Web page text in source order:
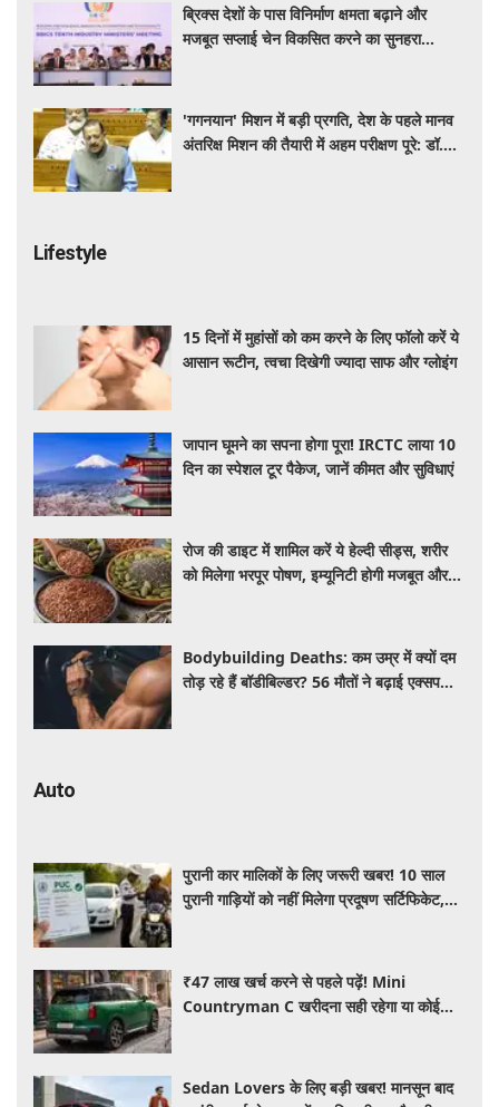
ब्रिक्स देशों के पास विनिर्माण क्षमता बढ़ाने और
मजबूत सप्लाई चेन विकसित करने का सुनहरा
'गगनयान' मिशन में बड़ी प्रगति, देश के पहले मानव
अंतरिक्ष मिशन की तैयारी में अहम परीक्षण पूरे: डॉ.
Lifestyle
15 दिनों में मुहांसों को कम करने के लिए फॉलो करें ये
आसान रूटीन, त्वचा दिखेगी ज्यादा साफ और ग्लोइंग
जापान घूमने का सपना होगा पूरा! IRCTC लाया 10
दिन का स्पेशल टूर पैकेज, जानें कीमत और सुविधाएं
रोज की डाइट में शामिल करें ये हेल्दी सीड्स, शरीर
को मिलेगा भरपूर पोषण, इम्यूनिटी होगी मजबूत और
Bodybuilding Deaths: कम उम्र में क्यों दम
तोड़ रहे हैं बॉडीबिल्डर? 56 मौतों ने बढ़ाई एक्सपर्ट्स
Auto
पुरानी कार मालिकों के लिए जरूरी खबर! 10 साल
पुरानी गाड़ियों को नहीं मिलेगा प्रदूषण सर्टिफिकेट,
₹47 लाख खर्च करने से पहले पढ़ें! Mini
Countryman C खरीदना सही रहेगा या कोई
Sedan Lovers के लिए बड़ी खबर! मानसून बाद